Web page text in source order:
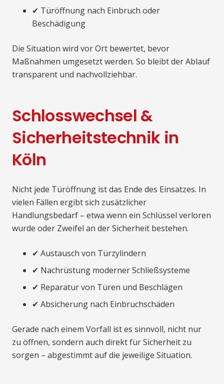
✔ Türöffnung nach Einbruch oder
Beschädigung
Die Situation wird vor Ort bewertet, bevor
Maßnahmen umgesetzt werden. So bleibt der Ablauf
transparent und nachvollziehbar.
Schlosswechsel &
Sicherheitstechnik in
Köln
Nicht jede Türöffnung ist das Ende des Einsatzes. In
vielen Fällen ergibt sich zusätzlicher
Handlungsbedarf – etwa wenn ein Schlüssel verloren
wurde oder Zweifel an der Sicherheit bestehen.
✔ Austausch von Türzylindern
✔ Nachrüstung moderner Schließsysteme
✔ Reparatur von Türen und Beschlägen
✔ Absicherung nach Einbruchschäden
Gerade nach einem Vorfall ist es sinnvoll, nicht nur
zu öffnen, sondern auch direkt für Sicherheit zu
sorgen – abgestimmt auf die jeweilige Situation.